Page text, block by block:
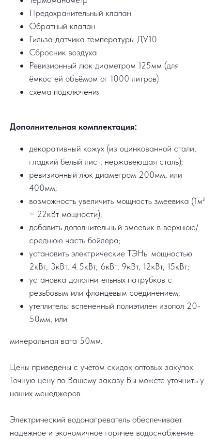
Предохранительный клапан
Обратный клапан
Гильза датчика температуры ДУ10
Сбросник воздуха
Ревизионный люк диаметром 125мм (для
ёмкостей объёмом от 1000 литров)
схема подключения
Дополнительная комплектация:
декоративный кожух (из оцинкованной стали,
гладкий белый лист, нержавеющая сталь);
ревизионный люк диаметром 200мм, или
400мм;
возможность увеличить мощность змеевика (1м²
= 22кВт мощности);
добавить дополнительный змеевик в верхнюю/
среднюю часть бойлера;
установить электрические ТЭНы мощностью
2кВт, 3кВт, 4.5кВт, 6кВт, 9кВт, 12кВт, 15кВт;
установка дополнительных патрубков с
резьбовым или фланцевым соединением;
утеплитель: вспененный полиэтилен изопол 20-
50мм, или
минеральная вата 50мм.
Цены приведены с учётом скидок оптовых закупок.
Точную цену по Вашему заказу Вы можете уточнить у
наших менеджеров.
Электрический водонагреватель обеспечивает
надежное и экономичное горячее водоснабжение